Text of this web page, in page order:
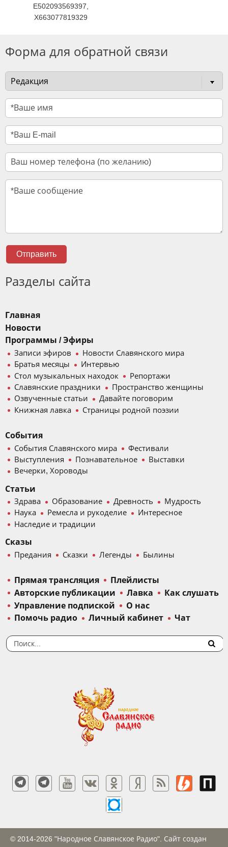
E502093569397,
X663077819329
Форма для обратной связи
Отправить
Разделы сайта
Главная
Новости
Программы / Эфиры
Записи эфиров
Новости Славянского мира
Братья месяцы
Интервью
Стол музыкальных находок
Репортажи
Славянские праздники
Пространство женщины
Озвученные статьи
Давайте поговорим
Книжная лавка
Страницы родной поэзии
События
События Славянского мира
Фестивали
Выступления
Познавательное
Выставки
Вечерки, Хороводы
Статьи
Здрава Образование Древность
Мудрость
Наука
Ремесла и рукоделие
Интересное
Наследие и традиции
Сказы
Предания Сказки Легенды Былины
Прямая трансляция
Плейлисты
Авторские публикации
Лавка
Как слушать
Управление подпиской
О нас
Помочь радио
Личный кабинет Чат
© 2014-2026 "Народное Славянское Радио". Сайт создан